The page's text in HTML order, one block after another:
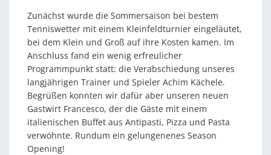
Zunächst wurde die Sommersaison bei bestem
Tenniswetter mit einem Kleinfeldturnier eingeläutet,
bei dem Klein und Groß auf ihre Kosten kamen. Im
Anschluss fand ein wenig erfreulicher
Programmpunkt statt: die Verabschiedung unseres
langjährigen Trainer und Spieler Achim Kächele.
Begrüßen konnten wir dafür aber unseren neuen
Gastwirt Francesco, der die Gäste mit einem
italienischen Buffet aus Antipasti, Pizza und Pasta
verwöhnte. Rundum ein gelungenenes Season
Opening!